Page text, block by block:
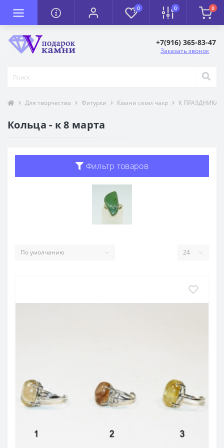
0 0 0
+7(916) 365-83-47
Заказать звонок
Для творчества Фигурки Камни семи чакр К ПРАЗДНИКАМ
Кольца - к 8 марта
Фильтр товаров